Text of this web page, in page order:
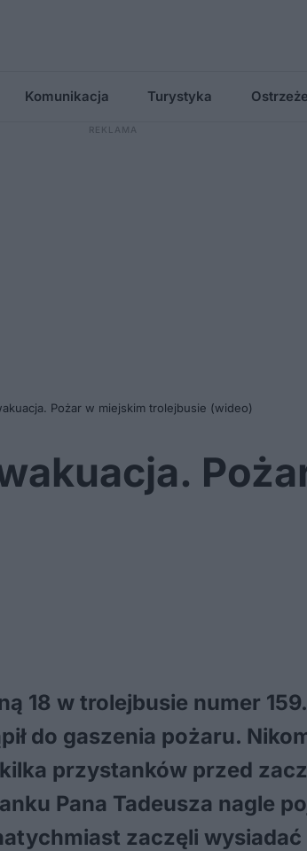
Komunikacja Turystyka
Pożar w miejskim trolejbusie (wideo)
18 w trolejbusie numer
do gaszenia pożaru.
przystanków przed
Pana Tadeusza nagle
zaczęli